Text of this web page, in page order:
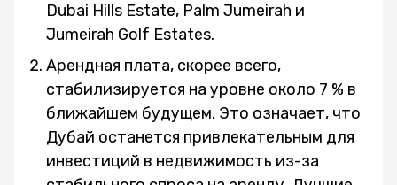
Dubai Hills Estate, Palm Jumeirah и
Jumeirah Golf Estates.
Арендная плата, скорее всего,
стабилизируется на уровне около 7 % в
ближайшем будущем. Это означает, что
Дубай останется привлекательным для
инвестиций в недвижимость из-за